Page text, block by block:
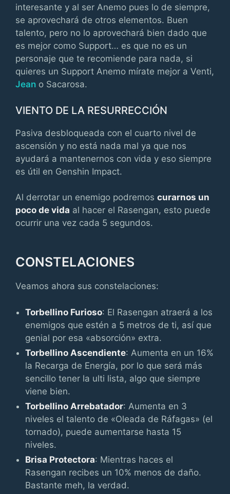
interesante y al ser Anemo pues lo de siempre,
se aprovechará de otros elementos. Buen
talento, pero no lo aprovechará bien dado que
es mejor como Support… es que no es un
personaje que te recomiende para nada, si
quieres un Support Anemo mírate mejor a Venti,
Jean o Sacarosa.
VIENTO DE LA RESURRECCIÓN
Pasiva desbloqueada con el cuarto nivel de
ascensión y no está nada mal ya que nos
ayudará a mantenernos con vida y eso siempre
es útil en Genshin Impact.
Al derrotar un enemigo podremos curarnos un
poco de vida al hacer el Rasengan, esto puede
ocurrir una vez cada 5 segundos.
CONSTELACIONES
Veamos ahora sus constelaciones:
Torbellino Furioso: El Rasengan atraerá a los
enemigos que estén a 5 metros de ti, así que
genial por esa «absorción» extra.
Torbellino Ascendiente: Aumenta en un 16%
la Recarga de Energía, por lo que será más
sencillo tener la ulti lista, algo que siempre
viene bien.
Torbellino Arrebatador: Aumenta en 3
niveles el talento de «Oleada de Ráfagas» (el
tornado), puede aumentarse hasta 15
niveles.
Brisa Protectora: Mientras haces el
Rasengan recibes un 10% menos de daño.
Bastante meh, la verdad.